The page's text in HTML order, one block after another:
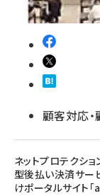
顧客対応
ネットプロテクシ
型後払い決済サー
けポータルサイト